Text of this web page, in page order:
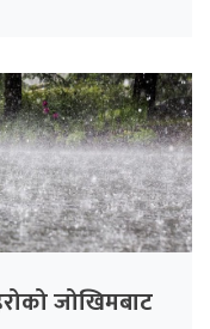
जोखिमबाट